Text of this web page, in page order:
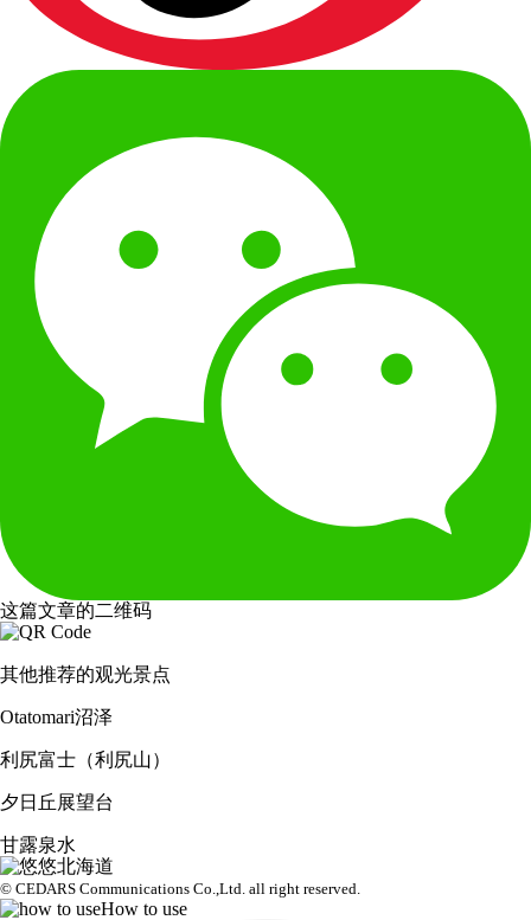
这篇文章的二维码
其他推荐的观光景点
Otatomari沼泽
利尻富士（利尻山）
夕日丘展望台
甘露泉水
© CEDARS Communications Co.,Ltd. all right reserved.
How to use